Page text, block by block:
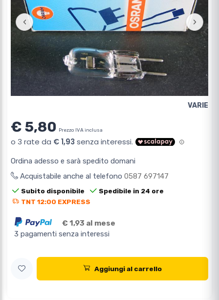
‹ ›
VARIE
€ 5,80 Prezzo IVA inclusa
Ordina adesso e sarà spedito domani
Acquistabile anche al telefono 0587 697147
Subito disponibile
Spedibile in 24 ore
TNT 12:00 EXPRESS
€ 1,93 al mese
3 pagamenti senza interessi
Aggiungi al carrello